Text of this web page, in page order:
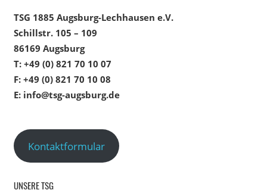
TSG 1885 Augsburg-Lechhausen e.V.
Schillstr. 105 – 109
86169 Augsburg
T: +49 (0) 821 70 10 07
F: +49 (0) 821 70 10 08
E: info@tsg-augsburg.de
Kontaktformular
UNSERE TSG